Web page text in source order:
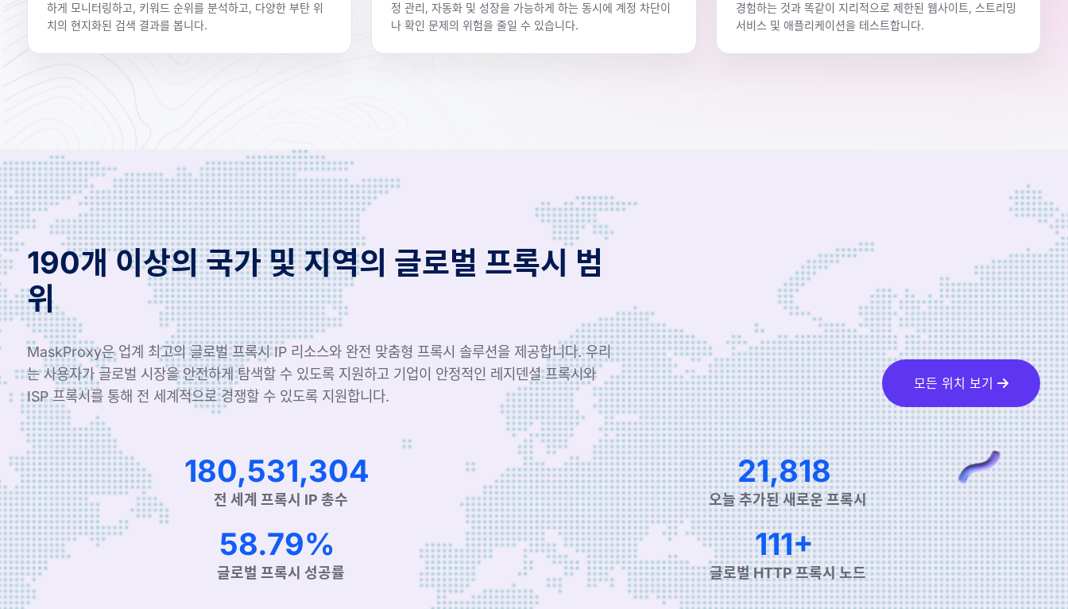
하게 모니터링하고, 키워드 순위를 분석하고, 다양한 부탄 위
치의 현지화된 검색 결과를 봅니다.
정 관리, 자동화 및 성장을 가능하게 하는 동시에 계정 차단이
나 확인 문제의 위험을 줄일 수 있습니다.
경험하는 것과 똑같이 지리적으로 제한된 웹사이트, 스트리밍
서비스 및 애플리케이션을 테스트합니다.
190개 이상의 국가 및 지역의 글로벌 프록시 범
위
MaskProxy은 업계 최고의 글로벌 프록시 IP 리소스와 완전 맞춤형 프록시 솔루션을 제공합니다. 우리
는 사용자가 글로벌 시장을 안전하게 탐색할 수 있도록 지원하고 기업이 안정적인 레지덴셜 프록시와
ISP 프록시를 통해 전 세계적으로 경쟁할 수 있도록 지원합니다.
모든 위치 보기
304,363,952
전 세계 프록시 IP 총수
36,784
오늘 추가된 새로운 프록시
99.90%
글로벌 프록시 성공률
190+
글로벌 HTTP 프록시 노드